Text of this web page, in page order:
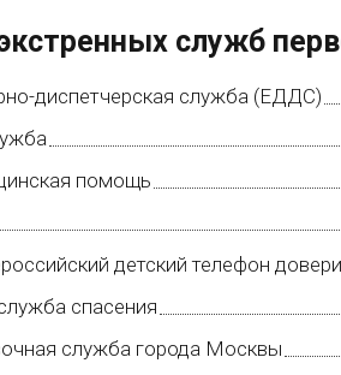
служб
диспетчерская служба (ЕДДС)
помощь
детский телефон
спасения
служба города Москвы